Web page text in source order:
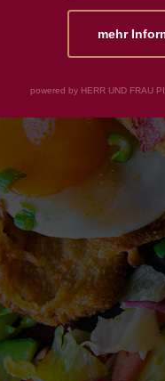
mehr
powered by HERR UND FRAU